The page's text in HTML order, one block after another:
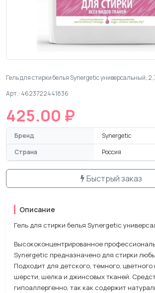
Гель для стирки белья Synergetic универсальный,
Арт.: 4623722441836
425.00 ₽
Бренд
Synergetic
Страна
Россия
Быстрый заказ
Описание
Гель для стирки белья Synergetic
Высококонцентрированное
Synergetic предназначено для стирки
Подходит для детского, темного, цветного
шерсти, шелка и джинсовых тканей.
гипоаллергенно, так как содержит